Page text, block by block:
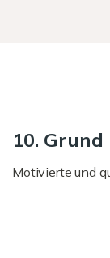
10. Grund
Motivierte und